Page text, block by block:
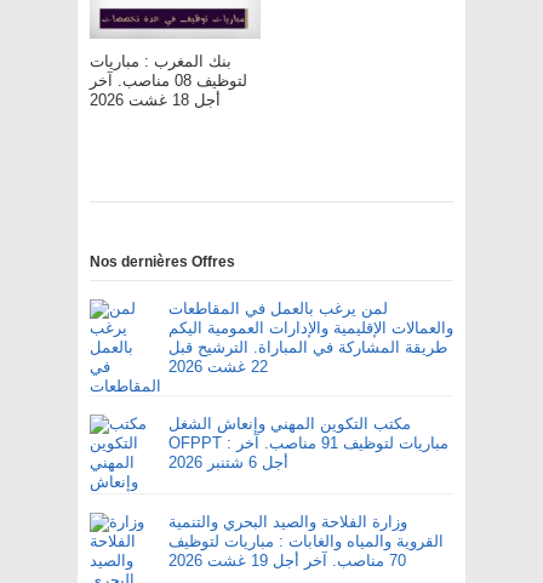
بنك المغرب : مباريات
لتوظيف 08 مناصب. آخر
أجل 18 غشت 2026
Nos dernières Offres
لمن يرغب بالعمل في المقاطعات
والعمالات الإقليمية والإدارات العمومية اليكم
طريقة المشاركة في المباراة. الترشيح قبل
22 غشت 2026
مكتب التكوين المهني وإنعاش الشغل
OFPPT : مباريات لتوظيف 91 مناصب. آخر
أجل 6 شتنبر 2026
وزارة الفلاحة والصيد البحري والتنمية
القروية والمياه والغابات : مباريات لتوظيف
70 مناصب. آخر أجل 19 غشت 2026